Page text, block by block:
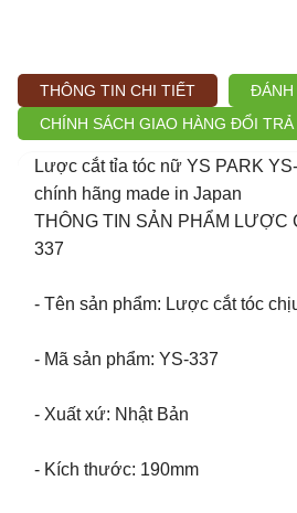
THÔNG TIN CHI TIẾT
ĐÁNH
CHÍNH SÁCH GIAO HÀNG ĐỔI TRẢ
Lược cắt tỉa tóc nữ YS PARK
chính hãng made in Japan
THÔNG TIN SẢN PHẨM LƯỢC
337
- Tên sản phẩm: Lược cắt tóc
- Mã sản phẩm: YS-337
- Xuất xứ: Nhật Bản
- Kích thước: 190mm